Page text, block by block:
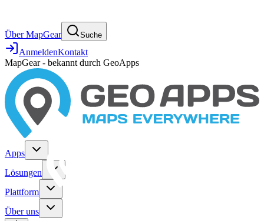
Über MapGear Suche
AnmeldenKontakt
MapGear - bekannt durch GeoApps
Apps
Lösungen
Plattform
Über uns